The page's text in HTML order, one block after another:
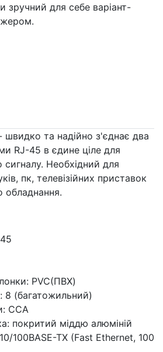
для себе варіант-
та надійно з'єднає два
RJ-45 в єдине ціле для
сигналу. Необхідний для
пк, телевізійних приставок
обладнання.
PVC(ПВХ)
8 (багатожильний)
ССА
покритий міддю алюміній
100BASE-TX (Fast Ethernet, 100